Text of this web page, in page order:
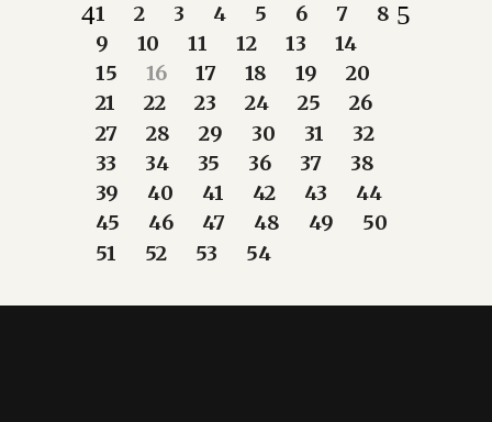
1 2 3 4 5 6 7
8
9
10 11 12 13
14
15
16 17 18 19
20
21
22 23 24 25
26
27
28 29 30 31
32
33
34 35 36 37
38
39
40 41 42 43
44
45
46 47 48 49
50
51
52 53 54